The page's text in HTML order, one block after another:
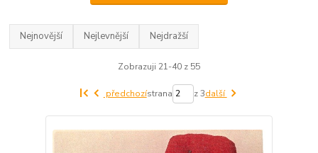
Nejnovější Nejlevnější Nejdražší
Zobrazuji 21-40 z 55
předchozístrana z 3další